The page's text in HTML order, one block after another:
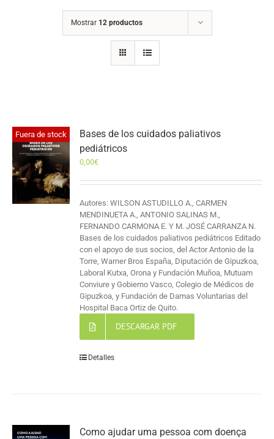
Mostrar 12 productos
Fuera de stock
Bases de los cuidados paliativos
pediátricos
0,00€
Autores: WILSON ASTUDILLO A., CARMEN
MENDINUETA A., ANTONIO SALINAS M.,
FERNANDO CARMONA E. Y M. JOSÉ CARRANZA N.
Bases de los cuidados paliativos pediátricos Editado
con el apoyo de sus socios, del Actor Antonio de la
Torre, Warner Bros España, Diputación de Gipuzkoa,
Laboral Kutxa, Orona y Fundación Muñoa, Mutuam
Conviure y Gobierno Vasco, Colegio de Médicos de
Gipuzkoa, y Fundación de Damas Voluntarias del
Hospital Baca Ortiz de Quito.
DESCARGAR PDF
Detalles
Como ajudar uma pessoa com doença